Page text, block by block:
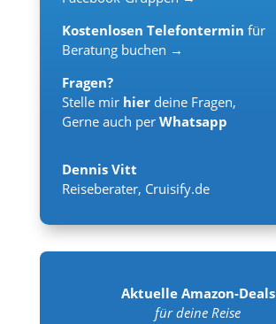
Kostenlosen Telefontermin für
Beratung buchen →
Fragen?
Stelle mir hier deine Fragen,
Gerne auch per Whatsapp
Dennis Vitt
Reiseberater, Cruisify.de
Aktuelle Amazon-Deals
für deine Reise